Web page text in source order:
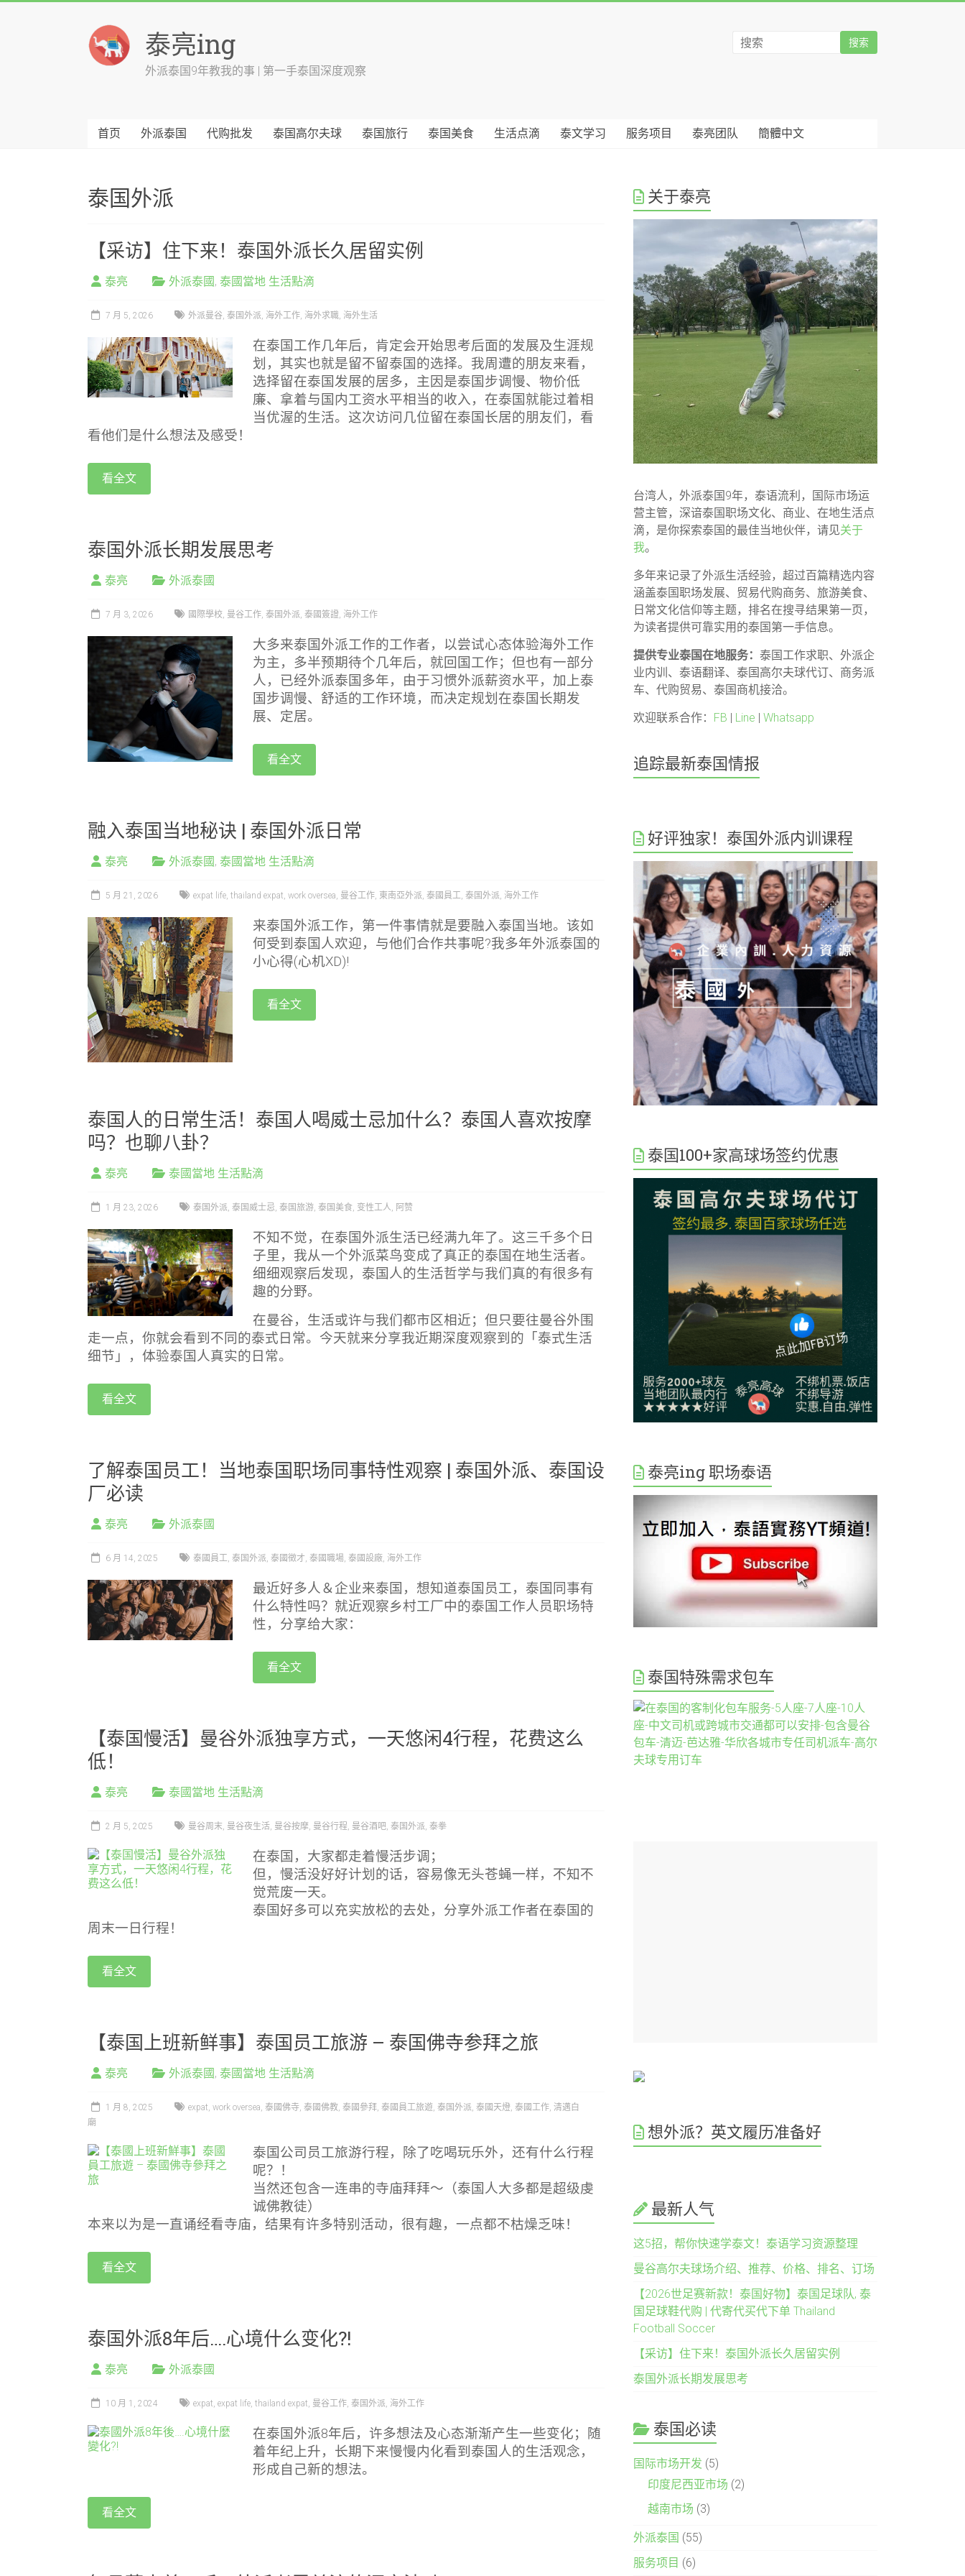
泰亮ing
外派泰国9年教我的事 | 第一手泰国深度观察
首页 外派泰国 代购批发 泰国高尔夫球 泰国旅行 泰国美食 生活点滴 泰文学习 服务项目 泰亮团队 簡體中文
泰国外派
【采访】住下来！泰国外派长久居留实例
泰亮 外派泰國, 泰國當地 生活點滴
7 月 5, 2026 外派曼谷, 泰国外派, 海外工作, 海外求職, 海外生活
在泰国工作几年后，肯定会开始思考后面的发展及生涯规
划，其实也就是留不留泰国的选择。我周遭的朋友来看，
选择留在泰国发展的居多，主因是泰国步调慢、物价低
廉、拿着与国内工资水平相当的收入，在泰国就能过着相
当优渥的生活。这次访问几位留在泰国长居的朋友们，看
看他们是什么想法及感受！
看全文
泰国外派长期发展思考
泰亮 外派泰國
7 月 3, 2026 國際學校, 曼谷工作, 泰国外派, 泰國簽證, 海外工作
大多来泰国外派工作的工作者，以尝试心态体验海外工作
为主，多半预期待个几年后，就回国工作；但也有一部分
人，已经外派泰国多年，由于习惯外派薪资水平，加上泰
国步调慢、舒适的工作环境，而决定规划在泰国长期发
展、定居。
看全文
融入泰国当地秘诀 | 泰国外派日常
泰亮 外派泰國, 泰國當地 生活點滴
5 月 21, 2026 expat life, thailand expat, work oversea, 曼谷工作, 東南亞外派, 泰國員工, 泰国外派, 海外工作
来泰国外派工作，第一件事情就是要融入泰国当地。该如
何受到泰国人欢迎，与他们合作共事呢?我多年外派泰国的
小心得(心机XD)!
看全文
泰国人的日常生活！泰国人喝威士忌加什么？泰国人喜欢按摩
吗？也聊八卦？
泰亮 泰國當地 生活點滴
1 月 23, 2026 泰国外派 泰国威士忌 泰国旅游 泰国美食 变性工人 阿赞
不知不觉，在泰国外派生活已经满九年了。这三千多个日
子里，我从一个外派菜鸟变成了真正的泰国在地生活者。
细细观察后发现，泰国人的生活哲学与我们真的有很多有
趣的分野。
在曼谷，生活或许与我们都市区相近；但只要往曼谷外围
走一点，你就会看到不同的泰式日常。今天就来分享我近期深度观察到的「泰式生活
细节」，体验泰国人真实的日常。
看全文
了解泰国员工！当地泰国职场同事特性观察 | 泰国外派、泰国设
厂必读
泰亮 外派泰國
6 月 14, 2025 泰國員工 泰国外派 泰國徵才 泰國職場 泰國設廠 海外工作
最近好多人＆企业来泰国，想知道泰国员工，泰国同事有
什么特性吗？就近观察乡村工厂中的泰国工作人员职场特
性，分享给大家：
看全文
【泰国慢活】曼谷外派独享方式，一天悠闲4行程，花费这么
低！
泰亮 泰國當地 生活點滴
2 月 5, 2025 曼谷周末 曼谷夜生活 曼谷按摩 曼谷行程 曼谷酒吧 泰国外派 泰拳
在泰国，大家都走着慢活步调；
但，慢活没好好计划的话，容易像无头苍蝇一样，不知不
觉荒废一天。
泰国好多可以充实放松的去处，分享外派工作者在泰国的
周末一日行程！
看全文
【泰国上班新鲜事】泰国员工旅游 – 泰国佛寺参拜之旅
泰亮 外派泰國, 泰國當地 生活點滴
1 月 8, 2025 expat work oversea 泰國佛寺 泰國佛教 泰國參拜 泰國員工旅遊 泰国外派 泰國天燈 泰國工作 清邁白
廟
泰国公司员工旅游行程，除了吃喝玩乐外，还有什么行程
呢？！
当然还包含一连串的寺庙拜拜～（泰国人大多都是超级虔
诚佛教徒）
本来以为是一直诵经看寺庙，结果有许多特别活动，很有趣，一点都不枯燥乏味！
看全文
泰国外派8年后….心境什么变化?!
泰亮 外派泰國
10 月 1, 2024 expat expat life thailand expat 曼谷工作 泰国外派 海外工作
在泰国外派8年后，许多想法及心态渐渐产生一些变化；随
着年纪上升，长期下来慢慢内化看到泰国人的生活观念，
形成自己新的想法。
看全文
关于泰亮
台湾人，外派泰国9年，泰语流利，国际市场运
营主管，深谙泰国职场文化、商业、在地生活点
滴，是你探索泰国的最佳当地伙伴，请见关于
我。
多年来记录了外派生活经验，超过百篇精选内容
涵盖泰国职场发展、贸易代购商务、旅游美食、
日常文化信仰等主题，排名在搜寻结果第一页，
为读者提供可靠实用的泰国第一手信息。
提供专业泰国在地服务：泰国工作求职、外派企
业内训、泰语翻译、泰国高尔夫球代订、商务派
车、代购贸易、泰国商机接洽。
欢迎联系合作： FB | Line |Whatsapp
追踪最新泰国情报
好评独家！泰国外派内训课程
泰国100+家高球场签约优惠
泰亮ing 职场泰语
泰国特殊需求包车
想外派？英文履历准备好
最新人气
这5招，帮你快速学泰文！泰语学习资源整理
曼谷高尔夫球场介绍、推荐、价格、排名、订场
【2026世足赛新款！泰国好物】泰国足球队, 泰
国足球鞋代购 | 代寄代买代下单 Thailand
Football Soccer
【采访】住下来！泰国外派长久居留实例
泰国外派长期发展思考
泰国必读
国际市场开发 (5)
印度尼西亚市场 (2)
越南市场 (3)
外派泰国 (55)
服务项目 (6)